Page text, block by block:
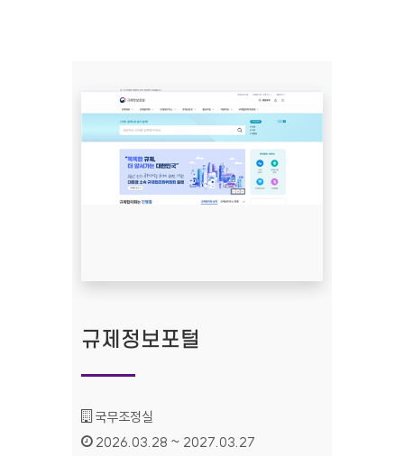
규제정보포털
기관명 :
국무조정실
인증기간 :
2026.03.28 ~ 2027.03.27